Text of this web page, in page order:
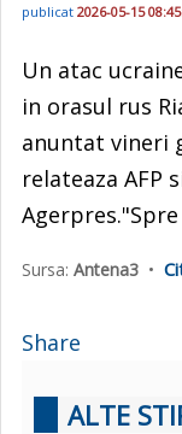
publicat 2026-05-15
Un atac
in orasul rus
anuntat vineri
relateaza AFP
Sursa: Antena3 •
Share
ALTE